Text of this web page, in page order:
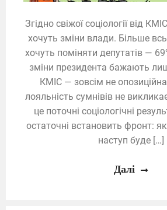
Згідно свіжої соціології від
хочуть зміни влади. Більше
хочуть поміняти депутатів —
зміни президента бажають
КМІС — зовсім не опозиційна
лояльність сумнівів не
це поточні соціологічні
остаточні встановить фронт:
наступ буде […]
Далі